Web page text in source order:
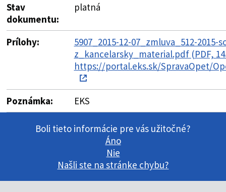
Stav
dokumentu:
platná
Prílohy:
5907_2015-12-07_zmluva_512-2015-
z_kancelarsky_material.pdf (PDF,
https://portal.eks.sk/SpravaOpet/
Poznámka: EKS
Boli tieto informácie pre vás užitočné?
Áno
Nie
Našli ste na stránke chybu?